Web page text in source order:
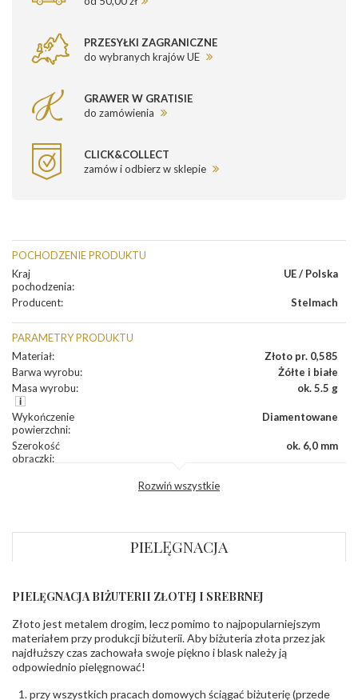
PRZESYŁKI ZAGRANICZNE
do wybranych krajów UE
GRAWER W GRATISIE
do zamówienia
CLICK&COLLECT
zamów i odbierz w sklepie
POCHODZENIE PRODUKTU
Kraj
pochodzenia:
UE / Polska
Producent: Stelmach
PARAMETRY PRODUKTU
Materiał:
Złoto pr. 0,585
Barwa wyrobu:
Żółte i białe
Masa wyrobu: ok. 5.5 g
Wykończenie
powierzchni:
Diamentowane
Szerokość
obrączki:
ok. 6,0 mm
INNE PARAMETRY
Producent
odpowiedzialny:
PZ Stelmach Sp. z o.o. ul. Północna 22 45-805
Opole; NIP 7542889545; Tel. +48 77 54 90 100;
biuro@stelmach.pl
Bezpieczeństwo
ostrzeżenia:
Nie nadaje się dla dzieci w wieku poniżej 3 lat
zawierają nikiel
Rozwiń wszystkie
PIELĘGNACJA
PIELĘGNACJA BIŻUTERII ZŁOTEJ I SREBRNEJ
Złoto jest metalem drogim, lecz pomimo to najpopularniejszym
materiałem przy produkcji biżuterii. Aby biżuteria złota przez jak
najdłuższy czas zachowała swoje piękno i blask należy ją
odpowiednio pielęgnować!
przy wszystkich pracach domowych ściągać biżuterię (przede